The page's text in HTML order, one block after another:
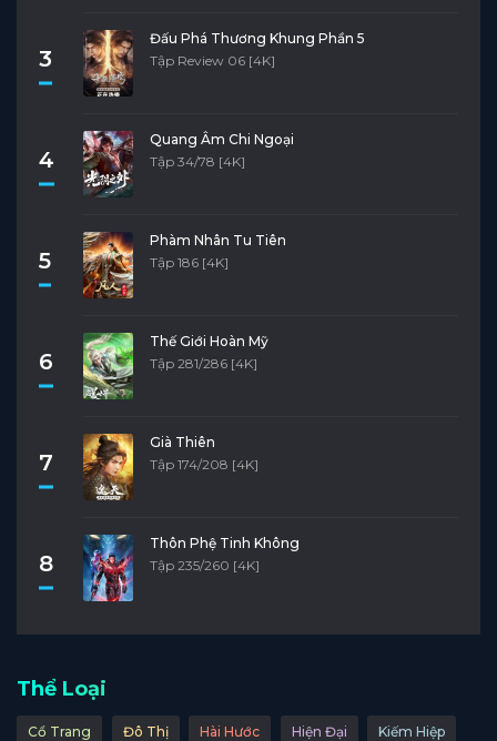
3
Đấu Phá Thương Khung Phần 5
Tập Review 06 [4K]
4
Quang Âm Chi Ngoại
Tập 34/78 [4K]
5
Phàm Nhân Tu Tiên
Tập 186 [4K]
6
Thế Giới Hoàn Mỹ
Tập 281/286 [4K]
7
Già Thiên
Tập 174/208 [4K]
8
Thôn Phệ Tinh Không
Tập 235/260 [4K]
Thể Loại
Cổ Trang Đô Thị Hài Hước Hiện Đại Kiếm Hiệp